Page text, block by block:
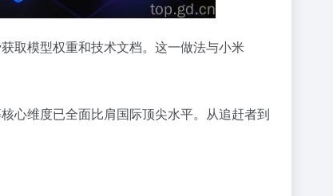
取模型权重和技术文档。这一做法与小米
心维度已全面比肩国际顶尖水平。从追赶者到